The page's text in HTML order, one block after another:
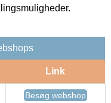
Link
Besøg webshop